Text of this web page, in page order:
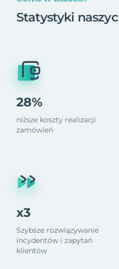
Statystyki
28%
niższe koszty realizacji
zamówień
x3
Szybsze rozwiązywanie
incydentów i zapytań
klientów